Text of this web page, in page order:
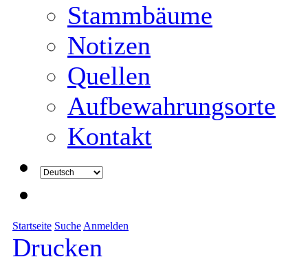
Stammbäume
Notizen
Quellen
Aufbewahrungsorte
Kontakt
Startseite Suche Anmelden
Drucken